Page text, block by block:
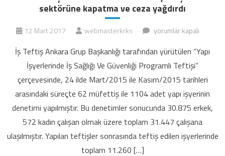
sektörüne kapatma ve ceza yağdırdı
12 Mart 2017 webmasterkrks
Müfettişler
eksiklikler
nedeniyle
İnşaat
sektörüne
kapatma
ve
yağdırdı
yorumlar kapalı
İş Teftiş Ankara Grup Başkanlığı tarafından yürütülen “Yapı
İşyerlerinde İş Sağlığı Ve Güvenliği Programlı Teftişi”
çerçevesinde, 24 ilde Mart/2015 ile Kasım/2015 tarihleri
arasındaki süreçte 62 müfettiş ile 1104 adet yapı işyerinin
denetimi yapılmıştır. Bu denetimler sonucunda 30.875 erkek,
572 kadın çalışan olmak üzere toplam 31.447 çalışana
ulaşılmıştır. Yapılan teftişler sonrasında teftiş edilen işyerlerinde
toplam 11.260 […]